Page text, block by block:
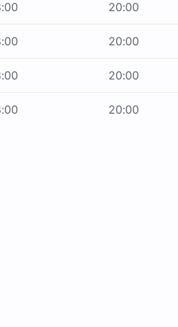
20:00
20:00
20:00
20:00